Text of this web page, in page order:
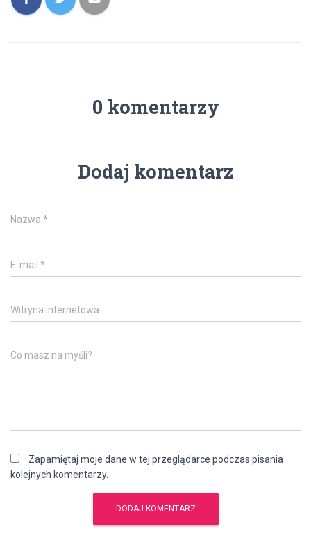
0 komentarzy
Dodaj komentarz
Nazwa *
E-mail *
Witryna internetowa
Co masz na myśli?
Zapamiętaj moje dane w tej przeglądarce podczas pisania
kolejnych komentarzy.